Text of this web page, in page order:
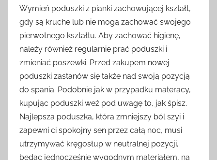
Wymień poduszki z pianki zachowującej kształt,
gdy są kruche lub nie mogą zachować swojego
pierwotnego kształtu. Aby zachować higienę,
należy również regularnie prać poduszki i
zmieniać poszewki. Przed zakupem nowej
poduszki zastanów się także nad swoją pozycją
do spania. Podobnie jak w przypadku materacy,
kupując poduszki weź pod uwagę to, jak śpisz.
Najlepsza poduszka, która zmniejszy ból szyi i
zapewni ci spokojny sen przez całą noc, musi
utrzymywać kręgosłup w neutralnej pozycji,
będąc jednocześnie wygodnym materiałem, na